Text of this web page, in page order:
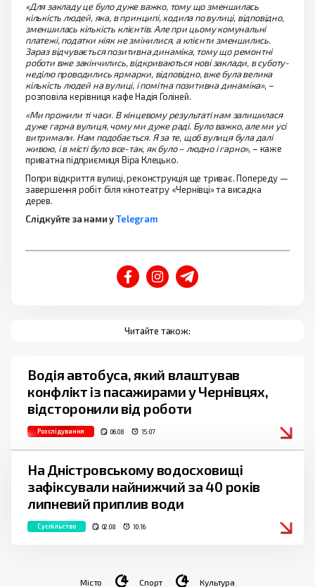
«Для закладу це було дуже важко, тому що зменшилась
кількість людей, яка, в принципі, ходила по вулиці, відповідно,
зменшилась кількість клієнтів. Але при цьому комунальні
платежі, податки ніяк не змінилися, а клієнти зменшились.
Зараз відчувається позитивна динаміка, тому що ремонтні
роботи вже закінчились, відкриваються нові заклади, в суботу-
неділю проводились ярмарки, відповідно, вже була велика
кількість людей на вулиці, і помітна позитивна динаміка», –
розповіла керівниця кафе Надія Голіней.
«Ми прожили ті часи. В кінцевому результаті нам залишилася
дуже гарна вулиця, чому ми дуже раді. Було важко, але ми усі
витримали. Нам подобається. Я за те, щоб вулиця була далі
живою, і в місті було все-так, як було – людно і гарно», – каже
приватна підприємиця Віра Клецько.
Попри відкриття вулиці, реконструкція ще триває. Попереду —
завершення робіт біля кінотеатру «Чернівці» та висадка
дерев.
Слідкуйте за нами уTelegram
Читайте також:
Водія автобуса, який влаштував
конфлікт із пасажирами у Чернівцях,
відсторонили від роботи
Розслідування 06.08 15:07
На Дністровському водосховищі
зафіксували найнижчий за 40 років
липневий приплив води
Суспільство 02.08 10:16
Місто Спорт Культура